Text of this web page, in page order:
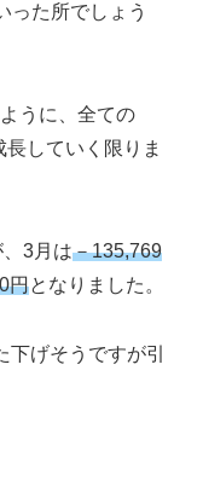
った所でしょう
うに、全ての
していく限りま
3月は－135,769
円となりました。
げそうですが引